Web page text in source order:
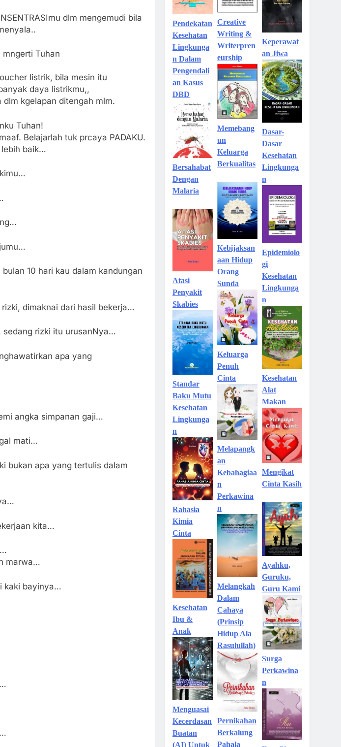
dlm mengemudi bila
Tuhan
listrik, bila mesin itu
daya listrikmu,,
kgelapan ditengah mlm.
Tuhan!
Belajarlah tuk prcaya PADAKU.
lebih baik…
10 hari kau dalam kandungan
dimaknai dari hasil bekerja…
sedang rizki itu urusanNya…
apa yang
angka simpanan gaji…
mati…
bukan apa yang tertulis dalam
kita…
marwa…
kaki bayinya…
Pendekatan
Kesehatan
Lingkunga
n Dalam
Pengendali
an Kasus
DBD
Bersahabat
Dengan
Malaria
Atasi
Penyakit
Skabies
Standar
Baku Mutu
Kesehatan
Lingkunga
n
Rahasia
Kimia
Cinta
Kesehatan
Ibu &
Anak
Menguasai
Kecerdasan
Buatan
(AI) Untuk
Creative
Writing &
Writerpren
eurship
Memebang
un
Keluarga
Berkualitas
Kebijaksan
aan Hidup
Orang
Sunda
Keluarga
Penuh
Cinta
Melapangk
an
Kebahagiaa
n
Perkawina
n
Melangkah
Dalam
Cahaya
(Prinsip
Hidup Ala
Rasulullah)
Pernikahan
Berkalung
Pahala
Keperawat
an Jiwa
Dasar-
Dasar
Kesehatan
Lingkunga
n
Epidemiolo
gi
Kesehatan
Lingkunga
n
Kesehatan
Alat
Makan
Mengikat
Cinta Kasih
Ayahku,
Guruku,
Guru Kami
Surga
Perkawina
n